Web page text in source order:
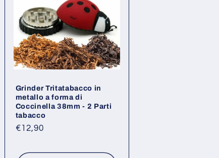
Grinder Tritatabacco in
metallo a forma di
Coccinella 38mm - 2 Parti
tabacco
Prezzo
listino
€12,90